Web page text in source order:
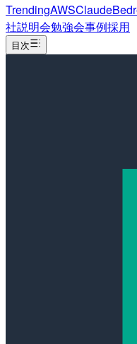
TrendingAWSClaude
社説明会勉強会事例採用
目次